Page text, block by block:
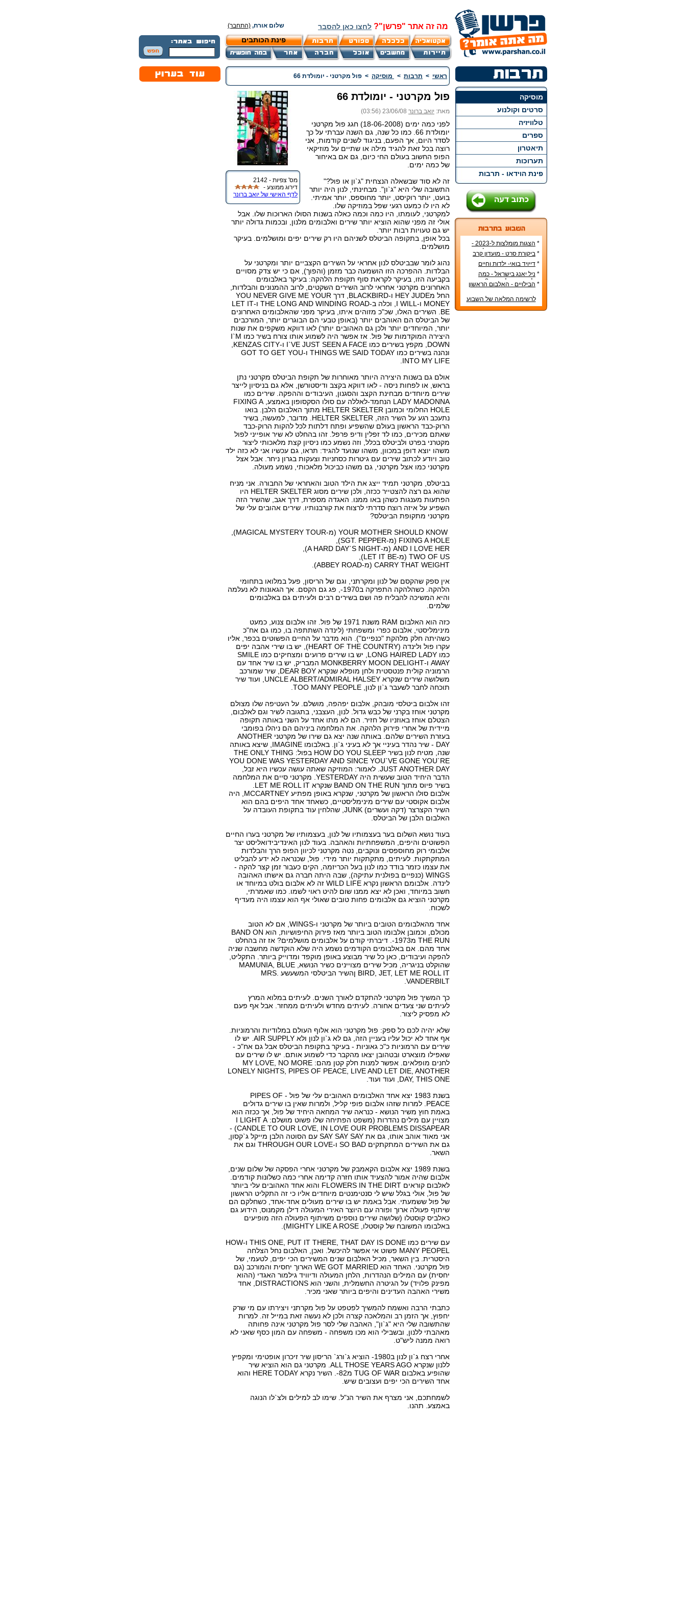
מה זה אתר "פרשן"? לחצו כאן להסבר שלום אורח, (התחבר)
פינת הכותבים
מוסיקה
סרטים וקולנוע
טלוויזיה
ספרים
תיאטרון
תערוכות
פינת הוידאו - תרבות
*
הצגות מומלצות ל-2023 -
הרשימה הטובה ביותר!
* ביקורת סרט - מועדון קרב
* דייויד בואי- ילדות וחיים
אישיים
* ניל יאנג בישראל - כמה
עולה כרטיס להופעה?
* הבילויים - האלבום הראשון
לרשימה המלאה של השבוע
ראשי > תרבות > מוסיקה > פול מקרטני - יומולדת 66
מס' צפיות - 2142
דירוג ממוצע -
לדף האישי של יואב ברונר
פול מקרטני - יומולדת 66
מאת: יואב ברונר 23/06/08 (03:56)
לפני כמה ימים (18-06-2008) חגג פול מקרטני
יומולדת 66. כמו כל שנה, גם השנה עברתי על כך
לסדר היום, אך הפעם, בניגוד לשנים קודמות, אני
רוצה בכל זאת להגיד מילה או שתיים על מוזיקאי
הפופ החשוב בעולם החי כיום, גם אם באיחור
של כמה ימים.
זה לא סוד שבשאלה הנצחית "ג`ון או פול?"
התשובה שלי היא "ג`ון". מבחינתי, לנון היה יותר
בועט, יותר רוקיסט, יותר מחוספס, יותר אמיתי.
לא היו לו כמעט רגעי שפל במוזיקה שלו.
למקרטני, לעומתו, היו כמה וכמה כאלה בשנות הסולו הארוכות שלו. אבל
אולי זה מפני שהוא הוציא יותר שירים ואלבומים מלנון, ובכמות גדולה יותר
יש גם טעויות רבות יותר.
בכל אופן, בתקופה הביטלס לשניהם היו רק שירים יפים ומושלמים. בעיקר
מושלמים.
נהוג לומר שבביטלס לנון אחראי על השירים הקצביים יותר ומקרטני על
הבלדות. ההפרכה הזו הושמעה כבר מזמן (והפוך), אם כי יש צדק מסויים
בקביעה הזו, בעיקר לקראת סוף תקופת הלהקה: בעיקר באלבומים
האחרונים מקרטני אחראי לרוב השירים השקטים, לרוב ההמנונים והבלדות,
החל מHEY JUDE ו-BLACKBIRD, דרך YOU NEVER GIVE ME YOUR
MONEY ו-I WILL, וכלה ב-THE LONG AND WINDING ROAD ו-LET IT
BE. השירים האלו, שכ"כ מזוהים איתו, בעיקר מפני שהאלבומים האחרונים
של הביטלס הם האוהבים יותר (באופן טבעי הם הבוגרים יותר, המורכבים
יותר, המיוחדים יותר ולכן גם האהובים יותר) לאו דווקא משקפים את שנות
היצירה המוקדמות של פול. אז אפשר היה לשמוע אותו צורח בשיר כמו I`M
ונהנה בשירים כמו THINGS WE SAID TODAY ו-GOT TO GET YOU
INTO MY LIFE.
אולם גם בשנות היצירה היותר מאוחרות של תקופת הביטלס מקרטני נתן
בראש, או לפחות ניסה - לאו דווקא בקצב ודיסטורשן, אלא גם בניסיון לייצר
שירים מיוחדים מבחינת הקצב והסגנון, העיבודים וההפקה. שירים כמו
LADY MADONNA הנחמד-לאללה עם סולו הסקסופון באמצע, FIXING A
HOLE החלומי וכמובן HELTER SKELTER מתוך האלבום הלבן. בואו
נתעכב רגע על השיר הזה, HELTER SKELTER. מדובר, למעשה, בשיר
הרוק-כבד הראשון בעולם שהשפיע ופתח דלתות לכל להקות הרוק-כבד
שאתם מכירים, כמו לד זפלין ודיפ פרפל. זהו בהחלט לא שיר אופייני לפול
מקטרני בפרט ולביטלס בכלל, וזה נשמע כמו ניסיון קצת מלאכותי ליצור
משהו יוצא דופן במכוון, משהו שנועד להגיד: תראו, גם עכשיו אני לא כזה ילד
טוב ויודע לכתוב שירים עם גיטרות כסחניות וצעקות בגרון ניחר. אבל אצל
מקרטני כמו אצל מקרטני, גם משהו כביכול מלאכותי, נשמע מעולה.
בביטלס, מקרטני תמיד ייצג את הילד הטוב והאחראי של החבורה. אני מניח
שהוא גם רצה להצטייר ככזה, ולכן שירים מסוג HELTER SKELTER היו
הפתעות מענגות כשהן באו ממנו. האגדה מספרת, דרך אגב, שהשיר הזה
השפיע על איזה רוצח סדרתי לרצוח את קורבנותיו. שירים אהובים עלי של
מקרטני מתקופת הביטלס?
FIXING A HOLE (מ-SGT. PEPPER),
AND I LOVE HER (מ-A HARD DAY`S NIGHT),
TWO OF US (מ-LET IT BE),
CARRY THAT WEIGHT (מ-ABBEY ROAD).
אין ספק שהקסם של לנון ומקרתני, וגם של הריסון, פעל במלואו בתחומי
הלהקה. כשהלהקה התפרקה ב1970-, פג גם הקסם. אך הגאונות לא נעלמה
והיא המשיכה להבליח פה ושם בשירים רבים ולעיתים גם באלבומים
שלמים.
כזה הוא האלבום RAM משנת 1971 של פול. זהו אלבום צנוע, כמעט
מינימליסטי, אלבום כפרי ומשפחתי (לינדה השתתפה בו, כמו גם אח"כ
כשהיתה חלק מלהקת "כנפיים"). הוא מדבר על החיים הפשוטים בכפר, אליו
עקרו פול ולינדה (HEART OF THE COUNTRY), יש בו שירי אהבה יפים
כמו LONG HAIRED LADY, יש בו שירים פרועים ומצחיקים כמו SMILE
AWAY ו-MONKBERRY MOON DELIGHT המבריק, יש בו שיר אחד עם
הרמוניה קולית פנטסטית ולחן מופלא שנקרא DEAR BOY, שיר שמורכב
משלושה שירים שנקרא UNCLE ALBERT/ADMIRAL HALSEY, ועוד שיר
תוכחה לחבר לשעבר ג`ון לנון, TOO MANY PEOPLE.
זהו אלבום ביטלסי מובהק, אלבום יפהפה, מושלם. על העטיפה שלו מצולם
מקרטני אוחז בקרני של כבש גדול. לנון, העצבני, בתגובה לשיר וגם לאלבום,
הצטלם אוחז באוזניו של חזיר. הם לא מתו אחד על השני באותה תקופה
מיידית של אחרי פירוק הלהקה. את המלחמה ביניהם הם ניהלו בפומבי
בעזרת השירים שלהם. באותה שנה יצא גם שירו של מקרטני ANOTHER
DAY - שיר נהדר בעיניי אך לא בעיני ג`ון. באלבומו IMAGINE, שיצא באותה
שנה, מטיח לנון בשיר HOW DO YOU SLEEP בפול: THE ONLY THING
YOU DONE WAS YESTERDAY AND SINCE YOU`VE GONE YOU`RE
JUST ANOTHER DAY. לאמור: המוזיקה שאתה עושה עכשיו היא זבל,
הדבר היחיד הטוב שעשית היה YESTERDAY. מקרטני סיים את המלחמה
בשיר פיוס מתוך BAND ON THE RUN שנקרא LET ME ROLL IT.
אלבום סולו הראשון של מקרטני, שנקרא באופן מפתיע MCCARTNEY, היה
אלבום אקוסטי עם שירים מינימליסטיים, כשאחד אחד היפים בהם הוא
השיר הקצרצר (דקה ועשרים) JUNK, שהלחין עוד בתקופת העובדה על
האלבום הלבן של הביטלס.
בעוד נושא השלום בער בעצמותיו של לנון, בעצמותיו של מקרטני בערו החיים
הפשוטים והיפים, המשפחתיות והאהבה. בעוד לנון האינדיבידואליסט יצר
אלבומי רוק מחוספסים ונוקבים, נטה מקרטני לכיוון הפופ הרך והבלדות
המתקתקות. לעיתים, מתקתקות יותר מידי. פול, שכנראה לא ידע להבליט
את עצמו כזמר בודד כמו לנון בעל הכריזמה, הקים כעבור זמן קצר להקה -
WINGS (כנפיים בפולנית עתיקה), שבה היתה חברה גם אישתו האהובה
לינדה. אלבומם הראשון נקרא WILD LIFE זה לא אלבום בולט במיוחד או
חשוב במיוחד, ואכן לא יצא ממנו שום להיט ראוי לשמו. כמו שאמרתי,
מקרטני הוציא גם אלבומים פחות טובים שאולי אף הוא עצמו היה מעדיף
לשכוח.
אחד מהאלבומים הטובים ביותר של מקרטני ו-WINGS, אם לא הטוב
מכולם, וכמובן אלבומו הטוב ביותר מאז פירוק החיפושיות, הוא BAND ON
THE RUN מ1973-. דיברתי קודם על אלבומים מושלמים? אז זה בהחלט
אחד מהם. אם באלבומים הקודמים נשמע היה שלא הוקדשה מחשבה שניה
להפקה ועיבודים, כאן כל שיר מבוצע באופן מוקפד ומדוייק ביותר. התקליט,
שהוקלט בניגריה, מכיל שירים מצויינים כשיר הנושא, MAMUNIA, BLUE
BIRD, JET, LET ME ROLL IT ןהשיר הביטלסי המשעשע MRS.
VANDERBILT.
כך המשיך פול מקרטני להתקדם לאורך השנים. לעיתים במלוא המרץ
לעיתים שני צעדים אחורה. לעיתים מחדש ולעיתים ממחזר. אבל אף פעם
לא מפסיק ליצור.
שלא יהיה לכם כל ספק: פול מקרטני הוא אלוף העולם במלודיות והרמוניות.
אף אחד לא יכול עליו בעניין הזה, גם לא ג`ון לנון ולא AIR SUPPLY. יש לו
שירים עם הרמוניות כ"כ גאוניות - בעיקר בתקופת הביטלס אבל גם אח"כ -
שאפילו מוצארט ובטהובן יצאו מהקבר כדי לשמוע אותם. יש לו שירים עם
לחנים מופלאים. אפשר למנות חלק קטן מהם: MY LOVE, NO MORE
LONELY NIGHTS, PIPES OF PEACE, LIVE AND LET DIE, ANOTHER
DAY, THIS ONE, ועוד ועוד.
בשנת 1983 יצא אחד האלבומים האהובים עלי של פול - PIPES OF
PEACE. למרות שזהו אלבום פופי קליל, ולמרות שאין בו שירים גדולים
באמת חוץ משיר הנושא - כנראה שיר המחאה היחיד של פול, אך ככזה הוא
מצויין עם מילים נהדרות (משפט הפתיחה שלו פשוט מושלם: I LIGHT A
CANDLE TO OUR LOVE, IN LOVE OUR PROBLEMS DISSAPEAR) -
אני מאוד אוהב אותו, גם את SAY SAY SAY עם הסוטה הלבן מייקל ג`קסון,
גם את השירים המתקתקים SO BAD ו-THROUGH OUR LOVE וגם את
השאר.
בשנת 1989 יצא אלבום הקאמבק של מקרטני אחרי הפסקה של שלום שנים,
אלבום שהיה אמור להצעיד אותו חזרה קדימה אחרי כמה כשלונות קודמים.
לאלבום קוראים FLOWERS IN THE DIRT והוא אחד האהובים עלי ביותר
של פול, אולי בגלל שיש לי סנטימנטים מיוחדים אליו כי זה התקליט הראשון
של פול ששמעתי. אבל באמת יש בו שירים מעולים אחד-אחד, כשחלקם הם
שיתוף פעולה ארוך ופורה עם היוצר האירי המעולה דילן מקמנוס, הידוע גם
כאלביס קוסטלו (שלושה שירים נוספים משיתוף הפעולה הזה מופיעים
באלבומו המשובח של קוסטלו, MIGHTY LIKE A ROSE).
עם שירים כמו THIS ONE, PUT IT THERE, THAT DAY IS DONE ו-HOW
MANY PEOPEL פשוט אי אפשר להיכשל. ואכן, האלבום נחל הצלחה
היסטרית. בין השאר, מכיל האלבום שנים המשירים הכי יפים, לטעמי, של
פול מקרטני. האחד הוא WE GOT MARRIED הארוך יחסית והמורכב (גם
יחסית) עם המילים הנהדרות, הלחן המעולה ודיוויד גילמור האגדי (ההוא
מפינק פלויד) על הגיטרה החשמלית, והשני הוא DISTRACTIONS, אחד
משירי האהבה העדינים והיפים ביותר שאני מכיר.
כתבתי הרבה ואשמח להמשיך לפטפט על פול מקרתני ויצירתו עם מי שרק
יחפוץ, אך הזמן רב והמלאכה קצרה ולכן לא נעשה זאת במייל זה. למרות
שהתשובה שלי היא "ג`ון", האהבה שלי לסר פול מקרטני אינה פחותה
מאהבתי ללנון, ובשבילי הוא מכו משפחה - משפחה עם המון כסף שאני לא
רואה ממנה ליש"ט.
אחרי רצח ג`ון לנון ב1980- הוציא ג`ורג` הריסון שיר זיכרון אופטימי ומקפיץ
ללנון שנקרא ALL THOSE YEARS AGO. מקרטני גם הוא הוציא שיר
שהופיע באלבום TUG OF WAR מ82-. השיר נקרא HERE TODAY והוא
אחד השירים הכי יפים ועצובים שיש.
לשמחתכם, אני מצרף את השיר הנ"ל. שימו לב למילים ולצ`לו הנוגה
באמצע. תהנו.